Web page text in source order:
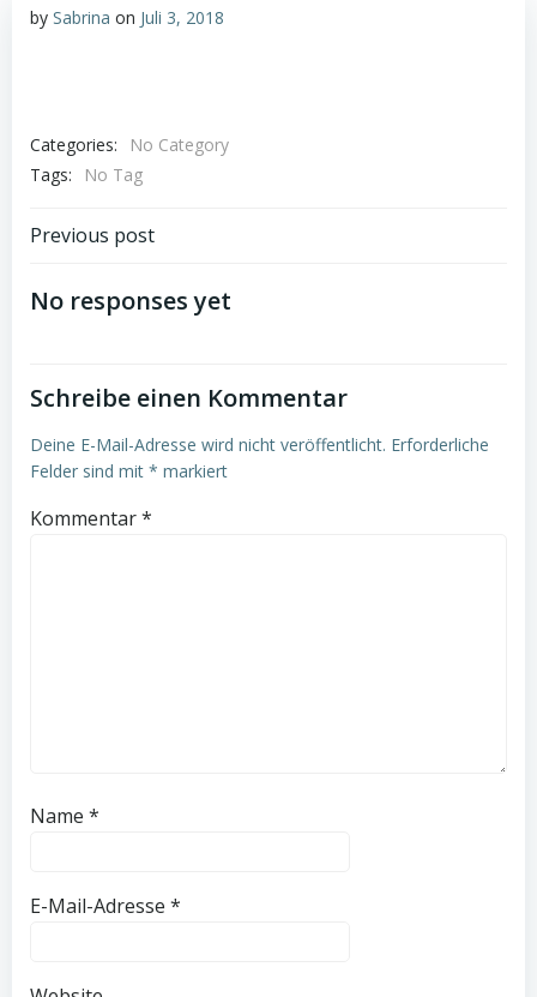
by Sabrina on Juli 3, 2018
Categories:
No Category
Tags:
No Tag
Post
navigation
Previous post
No responses yet
Schreibe einen Kommentar
Deine E-Mail-Adresse wird nicht veröffentlicht. Erforderliche
Felder sind mit * markiert
Kommentar*
Name *
E-Mail-Adresse *